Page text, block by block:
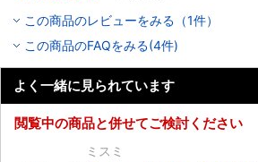
この商品のレビューをみる（1件）
この商品のFAQをみる(4件)
よく一緒に見られています
閲覧中の商品と併せてご検討ください
ミスミ